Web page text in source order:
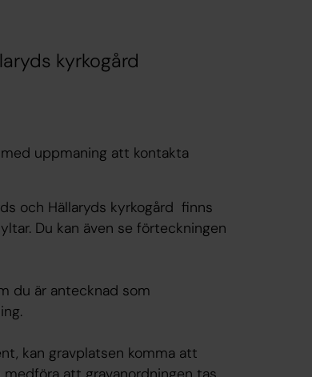
kyrkogård
uppmaning att kontakta
och Hällaryds kyrkogård finns
Du kan även se förteckningen
du är antecknad som
kan gravplatsen komma att